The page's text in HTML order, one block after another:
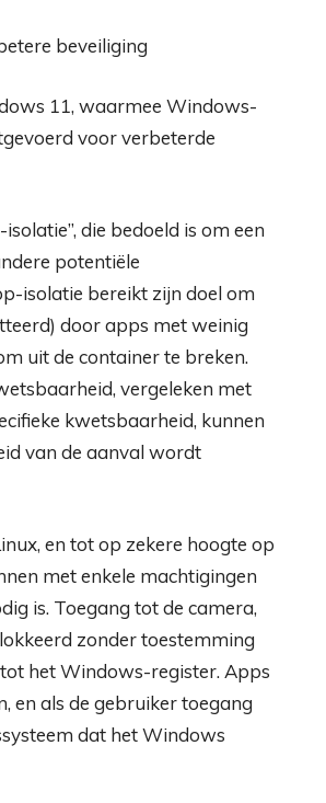
11, waarmee Windows-
voor verbeterde
die bedoeld is om een
potentiële
isolatie bereikt zijn doel om
door apps met weinig
uit de container te breken.
vergeleken met
kwetsbaarheid, kunnen
van de aanval wordt
en tot op zekere hoogte op
met enkele machtigingen
is. Toegang tot de camera,
zonder toestemming
het Windows-register. Apps
en als de gebruiker toegang
dat het Windows